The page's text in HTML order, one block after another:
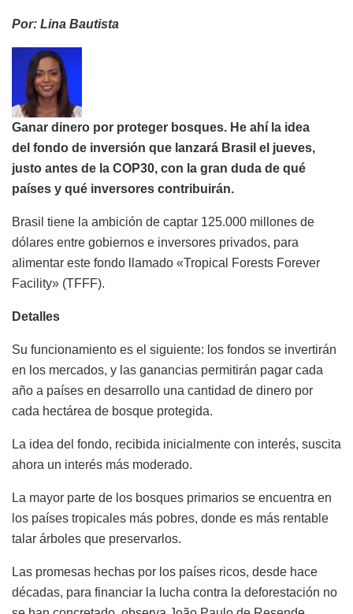
Por: Lina Bautista
Ganar dinero por proteger bosques. He ahí la idea
del fondo de inversión que lanzará Brasil el jueves,
justo antes de la COP30, con la gran duda de qué
países y qué inversores contribuirán.
Brasil tiene la ambición de captar 125.000 millones de
dólares entre gobiernos e inversores privados, para
alimentar este fondo llamado «Tropical Forests Forever
Facility» (TFFF).
Detalles
Su funcionamiento es el siguiente: los fondos se invertirán
en los mercados, y las ganancias permitirán pagar cada
año a países en desarrollo una cantidad de dinero por
cada hectárea de bosque protegida.
La idea del fondo, recibida inicialmente con interés, suscita
ahora un interés más moderado.
La mayor parte de los bosques primarios se encuentra en
los países tropicales más pobres, donde es más rentable
talar árboles que preservarlos.
Las promesas hechas por los países ricos, desde hace
décadas, para financiar la lucha contra la deforestación no